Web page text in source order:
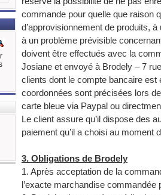
commande pour quelle que raison
d’approvisionnement de produits,
à un problème prévisible
doivent être effectués avec la
Josiane et envoyé à Brodely – 7
clients dont le compte bancaire
coordonnées sont précisées lors
carte bleue via Paypal ou
Le client assure qu’il dispose des
paiement qu’il a choisi au moment
3. Obligations de Brodely
1. Après acceptation de la
l’exacte marchandise commandée